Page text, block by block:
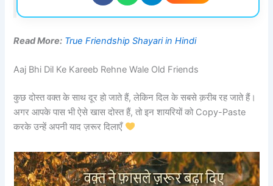
Read More: True Friendship Shayari in Hindi
Aaj Bhi Dil Ke Kareeb Rehne Wale Old Friends
कुछ दोस्त वक्त के साथ दूर हो जाते हैं, लेकिन दिल के सबसे क़रीब रह जाते हैं।
अगर आपके पास भी ऐसे खास दोस्त हैं, तो इन शायरियों को Copy-Paste
करके उन्हें अपनी याद ज़रूर दिलाएँ